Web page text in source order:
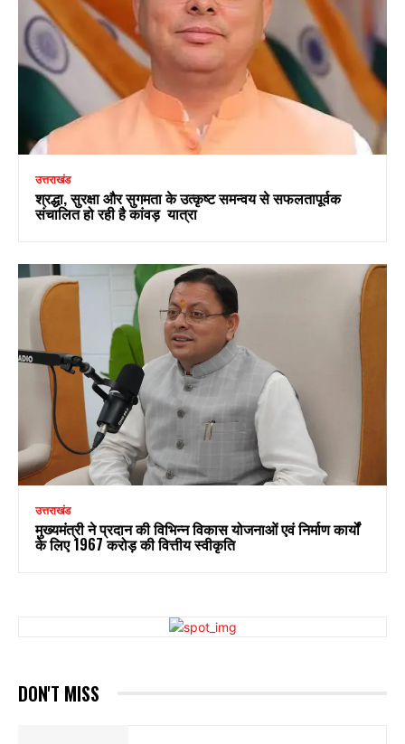
उत्तराखंड
श्रद्धा, सुरक्षा और सुगमता के उत्कृष्ट समन्वय से सफलतापूर्वक
संचालित हो रही है कांवड़ यात्रा
उत्तराखंड
मुख्यमंत्री ने प्रदान की विभिन्न विकास योजनाओं एवं निर्माण कार्यों
के लिए ₹1967 करोड़ की वित्तीय स्वीकृति
DON'T MISS